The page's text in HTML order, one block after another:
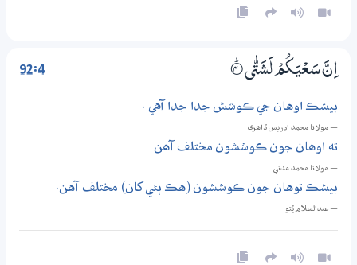
92:4 اِنَّ سَعْيَكُمْ لَشَتّٰى 4‏۝ۭ
بيشڪ اوهان جي ڪوشش جدا جدا آهي .
— مولانا محمد ادريس ڏاھري
ته اوهان جون ڪوششون مختلف آهن
— مولانا محمد مدني
بيشڪ توهان جون ڪوششون (هڪ ٻئي کان) مختلف آهن.
— عبدالسلام ڀُٽو